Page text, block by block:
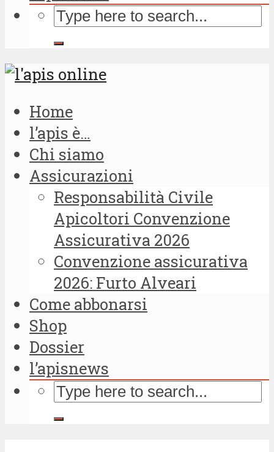
Home
l’apis è…
Chi siamo
Assicurazioni
Responsabilità Civile
Apicoltori Convenzione
Assicurativa 2026
Convenzione assicurativa
2026: Furto Alveari
Come abbonarsi
Shop
Dossier
l’apisnews